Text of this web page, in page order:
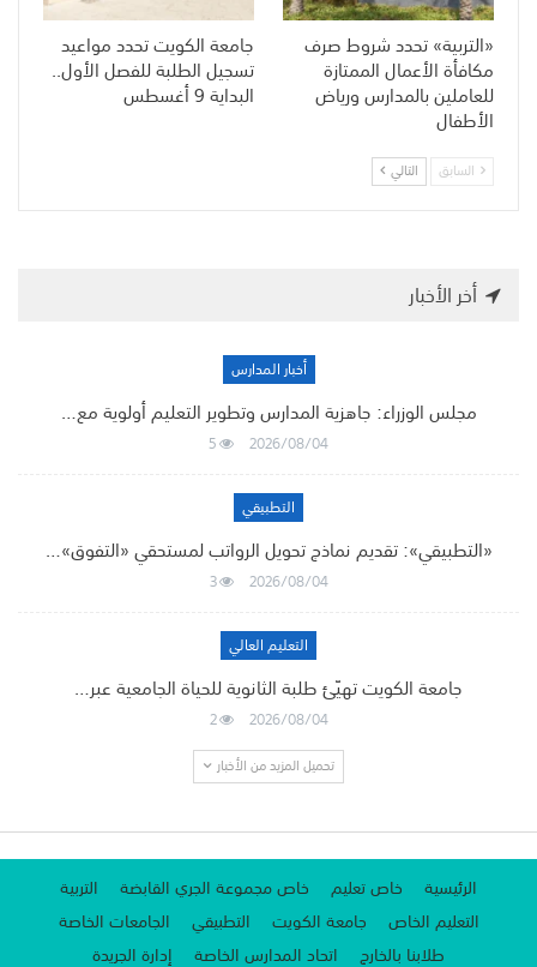
«التربية» تحدد شروط صرف
مكافأة الأعمال الممتازة
للعاملين بالمدارس ورياض
الأطفال
جامعة الكويت تحدد مواعيد
تسجيل الطلبة للفصل الأول..
البداية 9 أغسطس
السابق التالي
أخر الأخبار
أخبار المدارس
مجلس الوزراء: جاهزية المدارس وتطوير التعليم أولوية مع…
2026/08/04
5
التطبيقي
«التطبيقي»: تقديم نماذج تحويل الرواتب لمستحقي «التفوق»…
2026/08/04
3
التعليم العالي
جامعة الكويت تهيّئ طلبة الثانوية للحياة الجامعية عبر…
2026/08/04
2
تحميل المزيد من الأخبار
الرئيسية خاص تعليم خاص مجموعة الجري القابضة
التربية
التعليم الخاص
جامعة الكويت التطبيقي
الجامعات الخاصة
طلابنا بالخارج
اتحاد المدارس الخاصة إدارة الجريدة